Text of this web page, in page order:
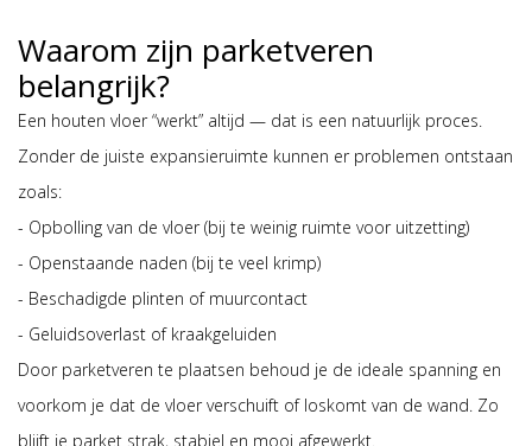
Waarom zijn parketveren
belangrijk?
Een houten vloer “werkt” altijd — dat is een natuurlijk proces.
Zonder de juiste expansieruimte kunnen er problemen ontstaan
zoals:
- Opbolling van de vloer (bij te weinig ruimte voor uitzetting)
- Openstaande naden (bij te veel krimp)
- Beschadigde plinten of muurcontact
- Geluidsoverlast of kraakgeluiden
Door parketveren te plaatsen behoud je de ideale spanning en
voorkom je dat de vloer verschuift of loskomt van de wand. Zo
blijft je parket strak, stabiel en mooi afgewerkt.